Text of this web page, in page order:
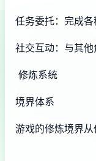
任务委托：完成
社交互动：与其
修炼系统
境界体系
游戏的修炼境界从